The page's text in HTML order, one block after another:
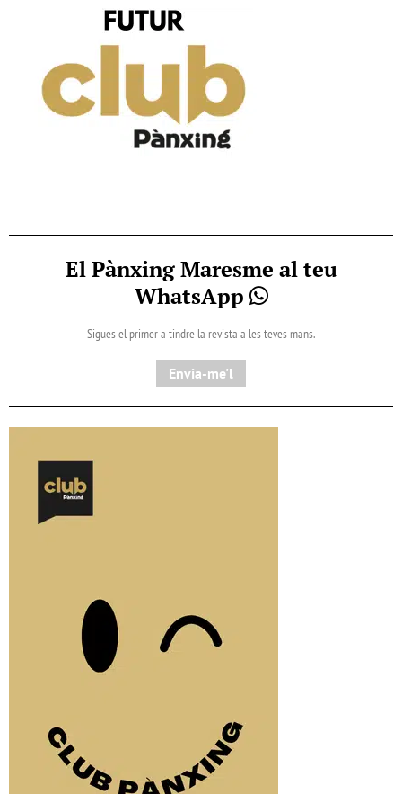
El Pànxing Maresme al teu
WhatsApp
Sigues el primer a tindre la revista a les teves mans.
Envia-me'l